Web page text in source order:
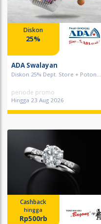
Diskon
25%
ADA Swalayan
Diskon 25% Dept. Store + Poton...
periode promo
Hingga 23 Aug 2026
Cashback
hingga
Rp500rb